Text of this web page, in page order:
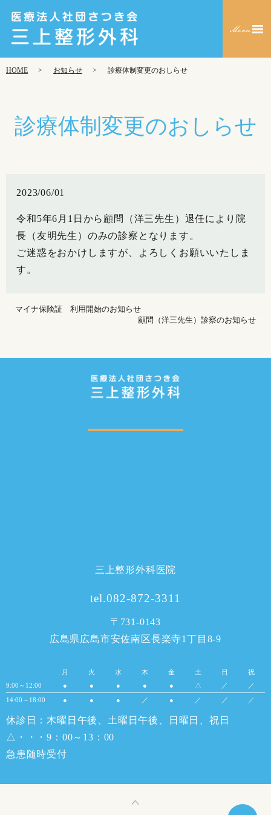
HOME お知らせ 診療体制変更のおしらせ
診療体制変更のおしらせ
2023/06/01
令和5年6月1日から顧問（洋三先生）退任により院
長（友明先生）のみの診察となります。
ご迷惑をおかけしますが、よろしくお願いいたしま
す。
マイナ保険証 利用開始のお知らせ
顧問（洋三先生）診察のお知らせ
三上整形外科医院
tel.082-872-3311
〒731-0143
広島県広島市安佐南区長楽寺1丁目8-9
月 火 水 木 金 土 日
祝
9:00～12:00
● ● ● ● ● △ ／
／
14:00～18:00
● ● ● ／ ● ／ ／ ／
休診日：木曜日午後、土曜日午後、日曜日、祝日
△・・・9：00～13：00
急患随時受付